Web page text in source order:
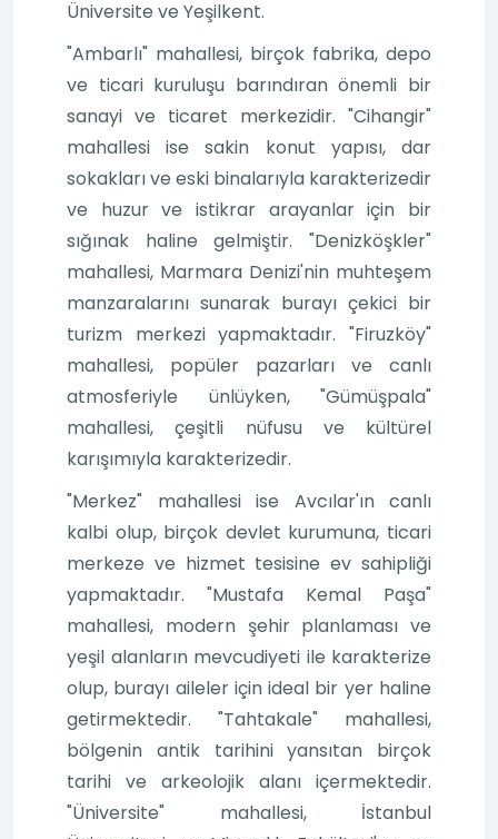
Üniversite ve Yeşilkent.
"Ambarlı" mahallesi, birçok fabrika, depo
ve ticari kuruluşu barındıran önemli bir
sanayi ve ticaret merkezidir. "Cihangir"
mahallesi ise sakin konut yapısı, dar
sokakları ve eski binalarıyla karakterizedir
ve huzur ve istikrar arayanlar için bir
sığınak haline gelmiştir. "Denizköşkler"
mahallesi, Marmara Denizi'nin muhteşem
manzaralarını sunarak burayı çekici bir
turizm merkezi yapmaktadır. "Firuzköy"
mahallesi, popüler pazarları ve canlı
atmosferiyle ünlüyken, "Gümüşpala"
mahallesi, çeşitli nüfusu ve kültürel
karışımıyla karakterizedir.
"Merkez" mahallesi ise Avcılar'ın canlı
kalbi olup, birçok devlet kurumuna, ticari
merkeze ve hizmet tesisine ev sahipliği
yapmaktadır. "Mustafa Kemal Paşa"
mahallesi, modern şehir planlaması ve
yeşil alanların mevcudiyeti ile karakterize
olup, burayı aileler için ideal bir yer haline
getirmektedir. "Tahtakale" mahallesi,
bölgenin antik tarihini yansıtan birçok
tarihi ve arkeolojik alanı içermektedir.
"Üniversite" mahallesi, İstanbul